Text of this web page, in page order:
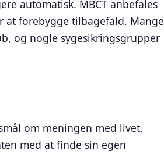
automatisk. MBCT anbefales
at forebygge tilbagefald. Mange
og nogle sygesikringsgrupper
om meningen med livet,
med at finde sin egen